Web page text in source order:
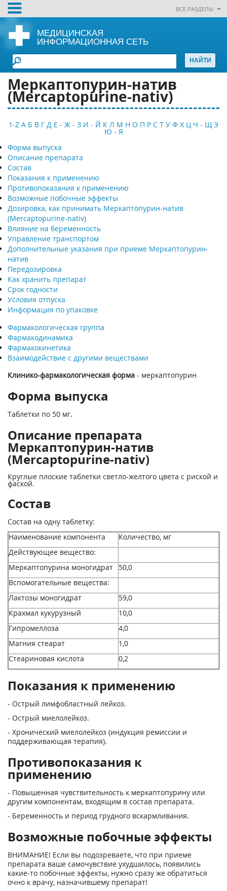
ВСЕ РАЗДЕЛЫ
МЕДИЦИНСКАЯ
ИНФОРМАЦИОННАЯ СЕТЬ
Меркаптопурин-натив
(Mercaptopurine-nativ)
1-Z А Б В Г Д Е - Ж - З И - Й К Л М Н О П Р С Т У Ф Х Ц Ч - Щ Э
Ю - Я
Форма выпуска
Описание препарата
Состав
Показания к применению
Противопоказания к применению
Возможные побочные эффекты
Дозировка, как принимать Меркаптопурин-натив
(Mercaptopurine-nativ)
Влияние на беременность
Управление транспортом
Дополнительные указания при приеме Меркаптопурин-
натив
Передозировка
Как хранить препарат
Срок годности
Условия отпуска
Информация по упаковке
Фармакологическая группа
Фармакодинамика
Фармакокинетика
Взаимодействие с другими веществами
Клинико-фармакологическая форма - меркаптопурин
Форма выпуска
Таблетки по 50 мг.
Описание препарата
Меркаптопурин-натив
(Mercaptopurine-nativ)
Круглые плоские таблетки светло-желтого цвета с риской и
фаской.
Состав
Состав на одну таблетку:
Наименование компонента
Количество, мг
Действующее вещество:
Меркаптопурина моногидрат
50,0
Вспомогательные вещества:
Лактозы моногидрат
59,0
Крахмал кукурузный
10,0
Гипромеллоза
4,0
Магния стеарат
1,0
Стеариновая кислота
0,2
Показания к применению
- Острый лимфобластный лейкоз.
- Острый миелолейкоз.
- Хронический миелолейкоз (индукция ремиссии и
поддерживающая терапия).
Противопоказания к
применению
- Повышенная чувствительность к меркаптопурину или
другим компонентам, входящим в состав препарата.
- Беременность и период грудного вскармливания.
Возможные побочные эффекты
ВНИМАНИЕ! Если вы подозреваете, что при приеме
препарата ваше самочувствие ухудшилось, появились
какие-то побочные эффекты, нужно сразу же обратиться
очно к врачу, назначившему препарат!